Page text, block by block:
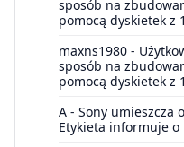
sposób na
pomocą dyskietek z
maxns1980 -
sposób na
pomocą dyskietek z
A - Sony umieszcza
Etykieta informuje o